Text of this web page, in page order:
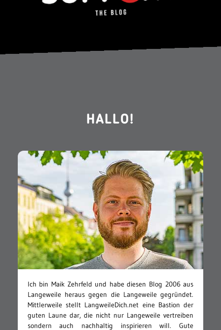
HALLO!
Ich bin Maik Zehrfeld und habe diesen Blog 2006 aus
Langeweile heraus gegen die Langeweile gegründet.
Mittlerweile stellt LangweileDich.net eine Bastion der
guten Laune dar, die nicht nur Langeweile vertreiben
sondern auch nachhaltig inspirieren will. Gute